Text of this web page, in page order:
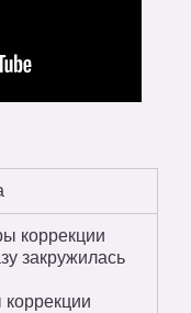
коррекции
закружилась